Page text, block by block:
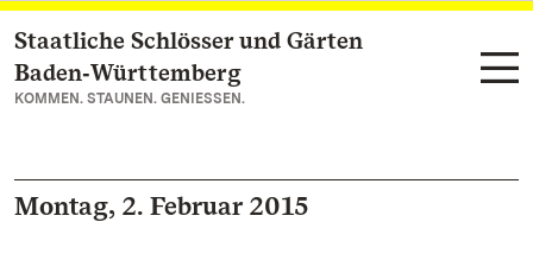
Zum Hauptinhalt springen
Staatliche Schlösser und Gärten
Baden‑Württemberg
KOMMEN. STAUNEN. GENIESSEN.
Montag, 2. Februar 2015